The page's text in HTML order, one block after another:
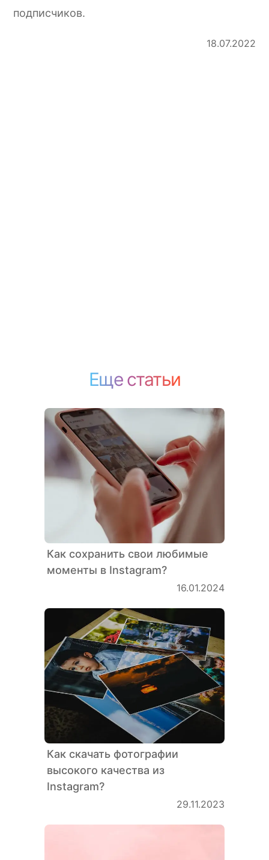
подписчиков.
18.07.2022
Еще статьи
Как сохранить свои любимые
моменты в Instagram?
16.01.2024
Как скачать фотографии
высокого качества из
Instagram?
29.11.2023